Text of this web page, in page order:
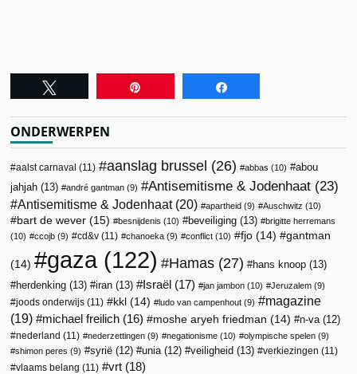
ONDERWERPEN
aalst carnaval (11) aanslag brussel (26) abbas (10)
abou
jahjah (13) andré gantman (9) Antisemitisme & Jodenhaat (23)
Antisemitisme & Jodenhaat(20) apartheid (9) Auschwitz (10)
bart de wever (15) besnijdenis (10) beveiliging (13)
brigitte herremans
(10)
ccojb (9) cd&v (11) chanoeka (9) conflict (10) fjo (14) gantman
(14) gaza (122) Hamas (27) hans knoop (13)
herdenking (13) iran (13) Israël (17) jan jambon (10) Jeruzalem (9)
joods onderwijs (11) kkl (14) ludo van campenhout (9)
magazine
(19)
michael freilich (16) moshe aryeh friedman (14) n-va (12)
nederland (11) nederzettingen (9) negationisme (10) olympische spelen (9)
shimon peres (9) syrië (12) unia (12) veiligheid (13) verkiezingen (11)
vlaams belang (11) vrt (18)